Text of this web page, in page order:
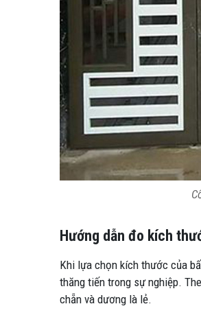
Hướng dẫn đo kích
Khi lựa chọn kích thước của
thăng tiến trong sự nghiệp.
chẵn và dương là lẻ.